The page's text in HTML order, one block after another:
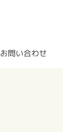
お問い合わせ